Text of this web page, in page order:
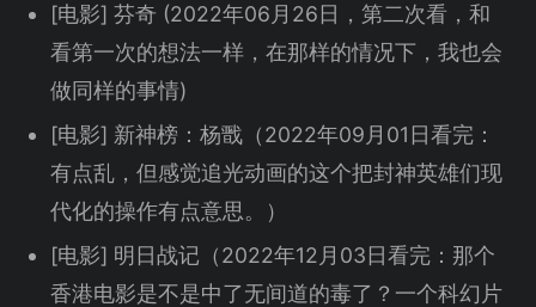
[电影] 芬奇 (2022年06月26日，第二次看，和
看第一次的想法一样，在那样的情况下，我也会
做同样的事情)
[电影] 新神榜：杨戬（2022年09月01日看完：
有点乱，但感觉追光动画的这个把封神英雄们现
代化的操作有点意思。）
[电影] 明日战记（2022年12月03日看完：那个
香港电影是不是中了无间道的毒了？一个科幻片